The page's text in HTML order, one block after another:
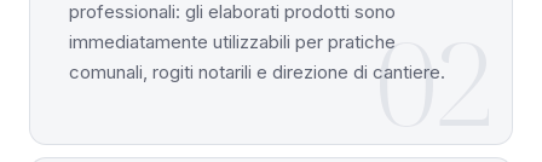
02
professionali: gli elaborati prodotti sono
immediatamente utilizzabili per pratiche
comunali, rogiti notarili e direzione di cantiere.